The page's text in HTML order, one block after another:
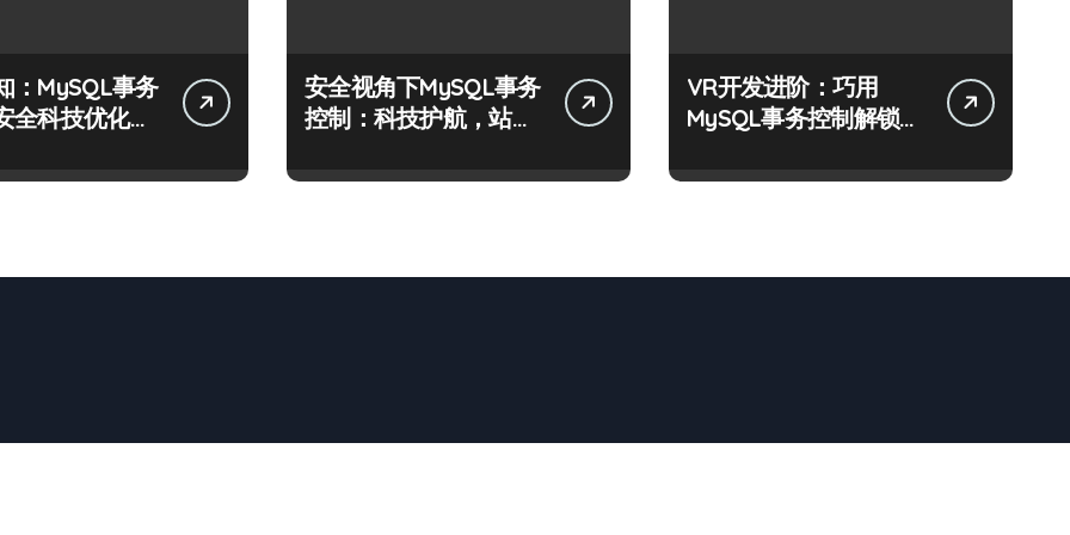
：MySQL事务
全科技优化实
安全视角下MySQL事务
控制：科技护航，站长
VR开发进阶：巧用
MySQL事务控制解锁科